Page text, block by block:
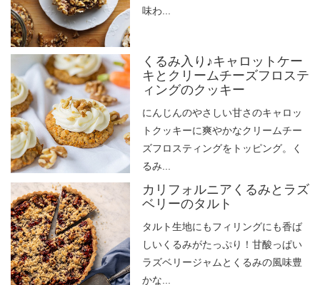
味わ...
くるみ入り♪キャロットケー
キとクリームチーズフロステ
ィングのクッキー
にんじんのやさしい甘さのキャロッ
トクッキーに爽やかなクリームチー
ズフロスティングをトッピング。く
るみ...
カリフォルニアくるみとラズ
ベリーのタルト
タルト生地にもフィリングにも香ば
しいくるみがたっぷり！甘酸っぱい
ラズベリージャムとくるみの風味豊
かな...